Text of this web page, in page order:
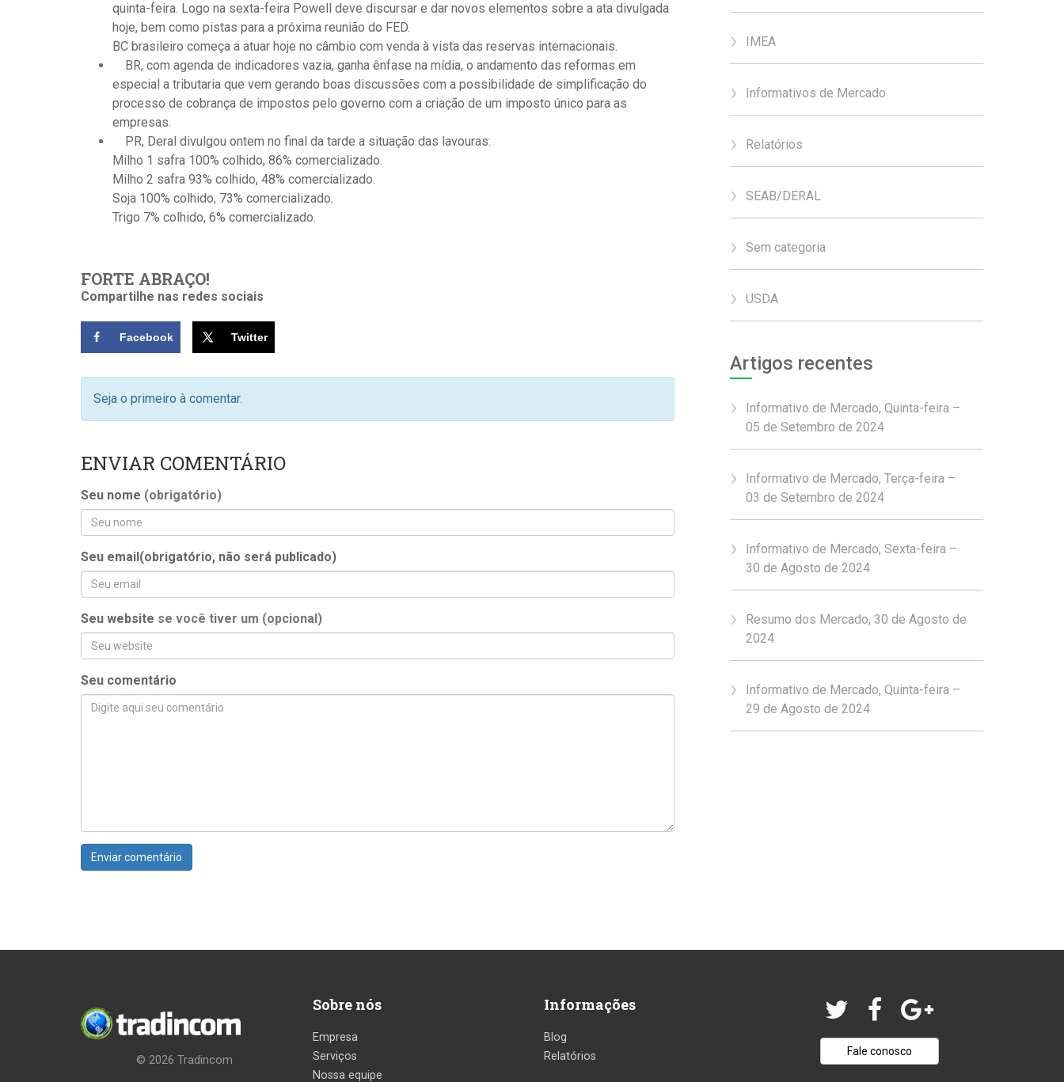
quinta-feira. Logo na sexta-feira Powell deve discursar e dar novos elementos sobre a ata divulgada
hoje, bem como pistas para a próxima reunião do FED.
BC brasileiro começa a atuar hoje no câmbio com venda à vista das reservas internacionais.
BR, com agenda de indicadores vazia, ganha ênfase na mídia, o andamento das reformas em
especial a tributaria que vem gerando boas discussões com a possibilidade de simplificação do
processo de cobrança de impostos pelo governo com a criação de um imposto único para as
empresas.
PR, Deral divulgou ontem no final da tarde a situação das lavouras:
Milho 1 safra 100% colhido, 86% comercializado.
Milho 2 safra 93% colhido, 48% comercializado.
Soja 100% colhido, 73% comercializado.
Trigo 7% colhido, 6% comercializado.
FORTE ABRAÇO!
Compartilhe nas redes sociais
Facebook Twitter
Seja o primeiro à comentar.
ENVIAR COMENTÁRIO
Seu nome (obrigatório)
Seu email(obrigatório, não será publicado)
Seu website se você tiver um (opcional)
Seu comentário
IMEA
Informativos de Mercado
Relatórios
SEAB/DERAL
Sem categoria
USDA
Artigos recentes
Informativo de Mercado, Quinta-feira –
05 de Setembro de 2024
Informativo de Mercado, Terça-feira –
03 de Setembro de 2024
Informativo de Mercado, Sexta-feira –
30 de Agosto de 2024
Resumo dos Mercado, 30 de Agosto de
2024
Informativo de Mercado, Quinta-feira –
29 de Agosto de 2024
© 2026Tradincom
Sobre nós
Empresa
Serviços
Nossa equipe
Informações
Blog
Relatórios
Fale conosco